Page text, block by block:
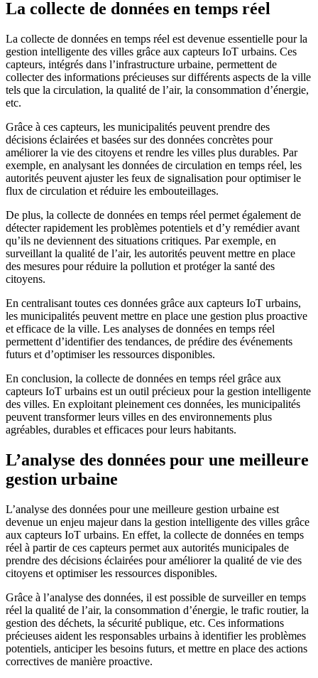
La collecte de données en temps réel
La collecte de données en temps réel est devenue essentielle pour la
gestion intelligente des villes grâce aux capteurs IoT urbains. Ces
capteurs, intégrés dans l’infrastructure urbaine, permettent de
collecter des informations précieuses sur différents aspects de la ville
tels que la circulation, la qualité de l’air, la consommation d’énergie,
etc.
Grâce à ces capteurs, les municipalités peuvent prendre des
décisions éclairées et basées sur des données concrètes pour
améliorer la vie des citoyens et rendre les villes plus durables. Par
exemple, en analysant les données de circulation en temps réel, les
autorités peuvent ajuster les feux de signalisation pour optimiser le
flux de circulation et réduire les embouteillages.
De plus, la collecte de données en temps réel permet également de
détecter rapidement les problèmes potentiels et d’y remédier avant
qu’ils ne deviennent des situations critiques. Par exemple, en
surveillant la qualité de l’air, les autorités peuvent mettre en place
des mesures pour réduire la pollution et protéger la santé des
citoyens.
En centralisant toutes ces données grâce aux capteurs IoT urbains,
les municipalités peuvent mettre en place une gestion plus proactive
et efficace de la ville. Les analyses de données en temps réel
permettent d’identifier des tendances, de prédire des événements
futurs et d’optimiser les ressources disponibles.
En conclusion, la collecte de données en temps réel grâce aux
capteurs IoT urbains est un outil précieux pour la gestion intelligente
des villes. En exploitant pleinement ces données, les municipalités
peuvent transformer leurs villes en des environnements plus
agréables, durables et efficaces pour leurs habitants.
L’analyse des données pour une meilleure
gestion urbaine
L’analyse des données pour une meilleure gestion urbaine est
devenue un enjeu majeur dans la gestion intelligente des villes grâce
aux capteurs IoT urbains. En effet, la collecte de données en temps
réel à partir de ces capteurs permet aux autorités municipales de
prendre des décisions éclairées pour améliorer la qualité de vie des
citoyens et optimiser les ressources disponibles.
Grâce à l’analyse des données, il est possible de surveiller en temps
réel la qualité de l’air, la consommation d’énergie, le trafic routier, la
gestion des déchets, la sécurité publique, etc. Ces informations
précieuses aident les responsables urbains à identifier les problèmes
potentiels, anticiper les besoins futurs, et mettre en place des actions
correctives de manière proactive.